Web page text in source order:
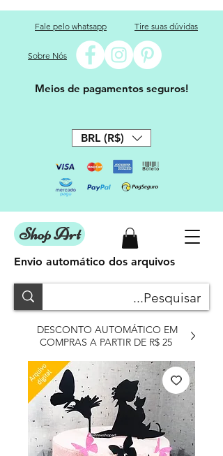
Fale pelo whatsapp Tire suas dúvidas
Sobre Nós
Meios de pagamentos seguros!
BRL (R$)
Shop Art
DESCONTO AUTOMÁTICO EM
COMPRAS A PARTIR DE R$ 25
Envio automático dos arquivos